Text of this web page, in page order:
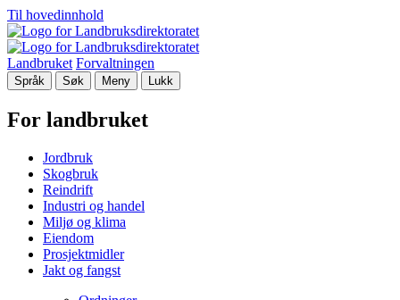
Til hovedinnhold
Landbruket Forvaltningen
Språk Søk Meny Lukk
For landbruket
Jordbruk
Skogbruk
Reindrift
Industri og handel
Miljø og klima
Eiendom
Prosjektmidler
Jakt og fangst